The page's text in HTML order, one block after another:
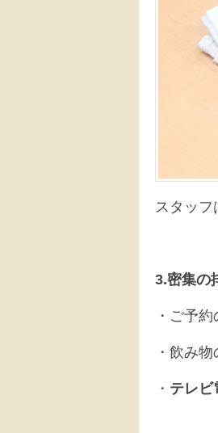
スタッフ
3.密集の
・ご予
・飲み
・ テレビ